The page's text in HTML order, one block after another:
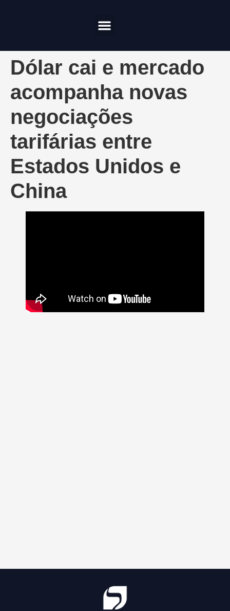
Dólar cai e mercado
acompanha novas
negociações
tarifárias entre
Estados Unidos e
China